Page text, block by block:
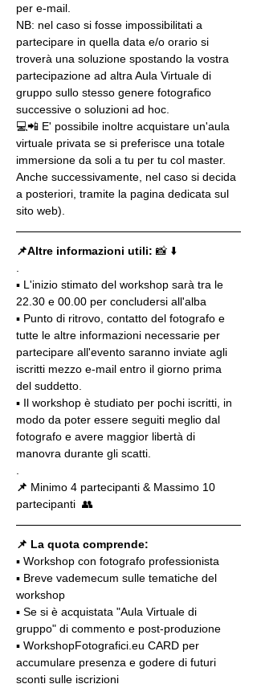
per e-mail.
NB: nel caso si fosse impossibilitati a
partecipare in quella data e/o orario si
troverà una soluzione spostando la vostra
partecipazione ad altra Aula Virtuale di
gruppo sullo stesso genere fotografico
successive o soluzioni ad hoc.
💻📲 E' possibile inoltre acquistare un'aula
virtuale privata se si preferisce una totale
immersione da soli a tu per tu col master.
Anche successivamente, nel caso si decida
a posteriori, tramite la pagina dedicata sul
sito web).
📌Altre informazioni utili: 📸 ⬇️
▪️ L'inizio stimato del workshop sarà tra le
22.30 e 00.00 per concludersi all'alba
▪️ Punto di ritrovo, contatto del fotografo e
tutte le altre informazioni necessarie per
partecipare all'evento saranno inviate agli
iscritti mezzo e-mail entro il giorno prima
del suddetto.
▪️ Il workshop è studiato per pochi iscritti, in
modo da poter essere seguiti meglio dal
fotografo e avere maggior libertà di
manovra durante gli scatti.
📌 Minimo 4 partecipanti & Massimo 10
partecipanti  👥
📌 La quota comprende:
▪️ Workshop con fotografo professionista
▪️ Breve vademecum sulle tematiche del
workshop
▪️ Se si è acquistata "Aula Virtuale di
gruppo" di commento e post-produzione
▪️ WorkshopFotografici.eu CARD per
accumulare presenza e godere di futuri
sconti sulle iscrizioni